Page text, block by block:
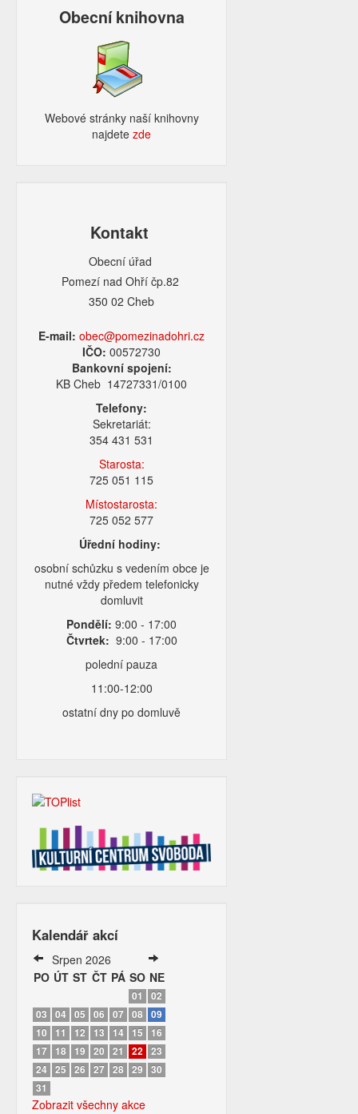
Obecní knihovna
Webové stránky naší knihovny
najdetezde​
Kontakt
Obecní úřad
Pomezí nad Ohří čp.82
350 02 Cheb
E-mail: obec@pomezinadohri.cz
IČO:00572730
Bankovní spojení:
KB Cheb 14727331/0100
Telefony:
Sekretariát:
354 431 531
Starosta:
725 051 115
Místostarosta:
725 052 577
Úřední hodiny:
osobní schůzku s vedením obce je
nutné vždy předem telefonicky
domluvit
Pondělí: 9:00 - 17:00
Čtvrtek: 9:00 - 17:00
polední pauza
11:00-12:00
ostatní dny po domluvě
Kalendář akcí
Srpen 2026
PO ÚT ST ČT PÁ SO NE
01
02
03
04 05 06 07 08
09
10
11 12 13 14 15
16
17 18 19 20 21 22
23
24
25 26 27 28 29
30
31
Zobrazit všechny akce